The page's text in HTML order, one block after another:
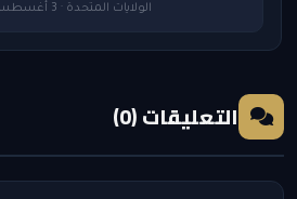
الولايات المتحدة · 3 أغسطس 2026 — 3:50 PM
التعليقات (0)